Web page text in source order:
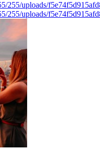
255/uploads/
255/uploads/